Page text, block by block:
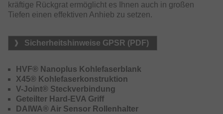
kräftige Rückgrat ermöglicht es Ihnen auch in großen
Tiefen einen effektiven Anhieb zu setzen.
Sicherheitshinweise GPSR (PDF)
HVF® Nanoplus Kohlefaserblank
X45® Kohlefaserkonstruktion
V-Joint® Steckverbindung
Geteilter Hard-EVA Griff
DAIWA® Air Sensor Rollenhalter